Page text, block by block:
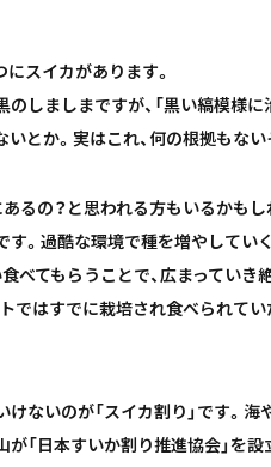
スイカがあります。
しましまですが、「黒い縞模様
とか。実はこれ、何の根拠もな
るの？と思われる方もいるかも
。過酷な環境で種を増やしてい
べてもらうことで、広まっていき
ではすでに栽培され食べられて
ないのが「スイカ割り」です。
「日本すいか割り推進協会」を